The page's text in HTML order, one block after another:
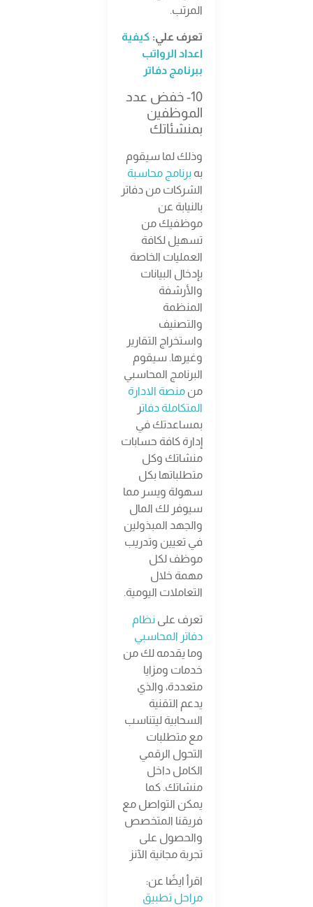
المرتب.
تعرف علي: كيفية
اعداد الرواتب
ببرنامج دفاتر
10- خفض عدد
الموظفين
بمنشئاتك
وذلك لما سيقوم
به برنامج محاسبة
الشركات من دفاتر
بالنيابة عن
موظفيك من
تسهيل لكافة
العمليات الخاصة
بإدخال البيانات
والأرشفة
المنظمة
والتصنيف
واستخراج التقارير
وغيرها. سيقوم
البرنامج المحاسبي
من منصة الادارة
المتكاملة دفاتر
بمساعدتك في
إدارة كافة حسابات
منشاتك وكل
متطلباتها بكل
سهولة ويسر مما
سيوفر لك المال
والجهد المبذولين
في تعيين وتدريب
موظف لكل
مهمة خلال
التعاملات اليومية.
تعرف على نظام
دفاتر المحاسبي
وما يقدمه لك من
خدمات ومزايا
متعددة، والذي
يدعم التقنية
السحابية ليتناسب
مع متطلبات
التحول الرقمي
الكامل داخل
منشاتك. كما
يمكن التواصل مع
فريقنا المتخصص
والحصول على
تجربة مجانية الآنز
اقرأ ايضًا عن:
مراحل تطبيق